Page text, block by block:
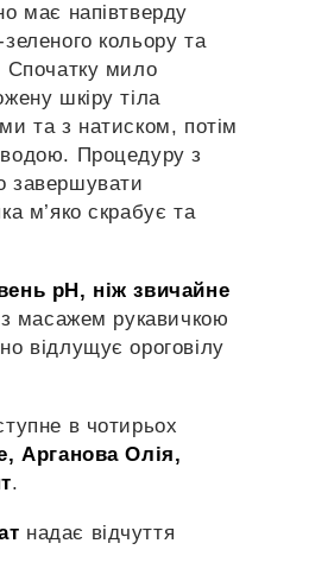
має напівтверду
кольору та
Спочатку мило
шкіру тіла
та з натиском, потім
Процедуру з
завершувати
м’яко скрабує та
pH, ніж звичайне
з масажем рукавичкою
відлущує ороговілу
в чотирьох
Арганова Олія,
.
надає відчуття